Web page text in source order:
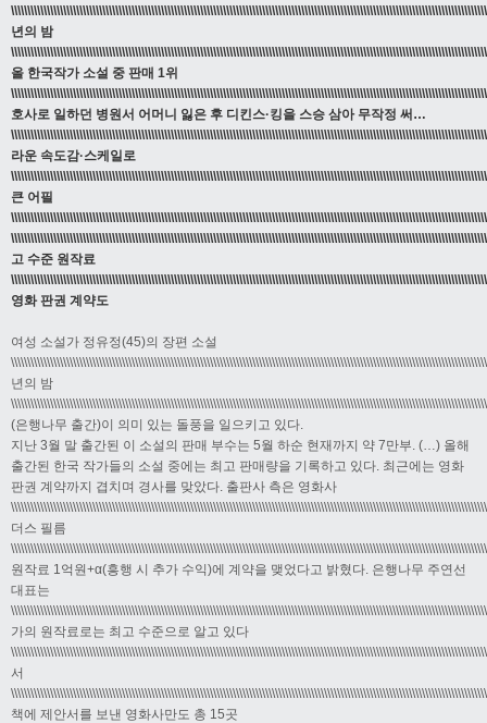
년의 밤
올 한국작가 소설 중 판매 1위
호사로 일하던 병원서 어머니 잃은 후 디킨스·킹을 스승 삼아 무작정 써…
라운 속도감·스케일로
큰 어필
고 수준 원작료
영화 판권 계약도
여성 소설가 정유정(45)의 장편 소설
년의 밤
(은행나무 출간)이 의미 있는 돌풍을 일으키고 있다.
지난 3월 말 출간된 이 소설의 판매 부수는 5월 하순 현재까지 약 7만부. (…) 올해
출간된 한국 작가들의 소설 중에는 최고 판매량을 기록하고 있다. 최근에는 영화
판권 계약까지 겹치며 경사를 맞았다. 출판사 측은 영화사
더스 필름
원작료 1억원+α(흥행 시 추가 수익)에 계약을 맺었다고 밝혔다. 은행나무 주연선
대표는
가의 원작료로는 최고 수준으로 알고 있다
서
책에 제안서를 보낸 영화사만도 총 15곳